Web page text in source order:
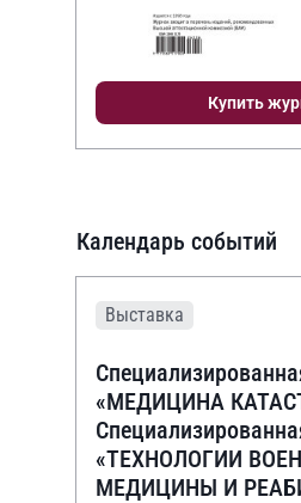
Купить
Календарь событий
Выставка
«МЕДИЦИНА
«ТЕХНОЛОГИИ
МЕДИЦИНЫ И